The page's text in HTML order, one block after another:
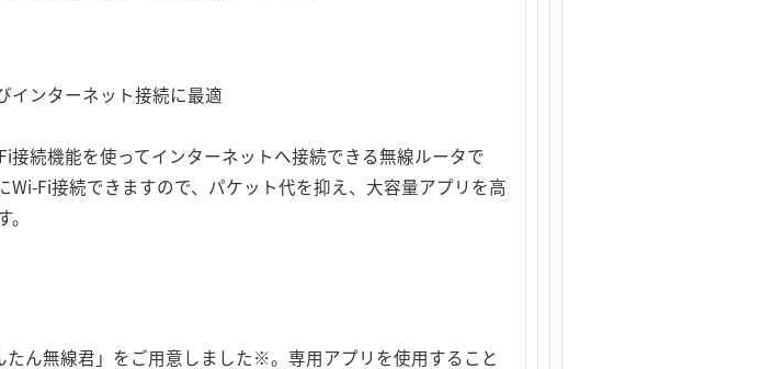
ンターネット接続に最適
続機能を使ってインターネットへ接続できる無線ルータで
Fi接続できますので、パケット代を抑え、大容量アプリを高
ん無線君」をご用意しました※。専用アプリを使用すること